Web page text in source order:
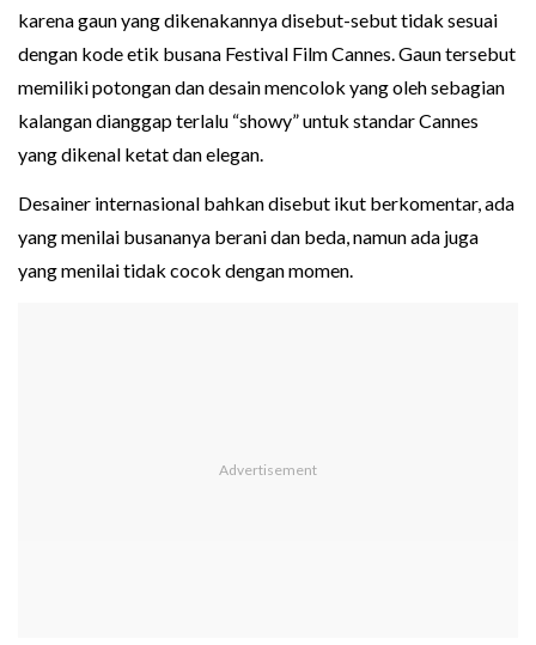
karena gaun yang dikenakannya disebut-sebut tidak sesuai
dengan kode etik busana Festival Film Cannes. Gaun tersebut
memiliki potongan dan desain mencolok yang oleh sebagian
kalangan dianggap terlalu “showy” untuk standar Cannes
yang dikenal ketat dan elegan.
Desainer internasional bahkan disebut ikut berkomentar, ada
yang menilai busananya berani dan beda, namun ada juga
yang menilai tidak cocok dengan momen.